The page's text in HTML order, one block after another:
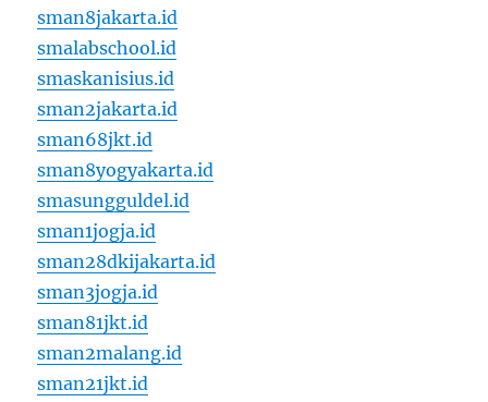
sman8jakarta.id
smalabschool.id
smaskanisius.id
sman2jakarta.id
sman68jkt.id
sman8yogyakarta.id
smasungguldel.id
sman1jogja.id
sman28dkijakarta.id
sman3jogja.id
sman81jkt.id
sman2malang.id
sman21jkt.id